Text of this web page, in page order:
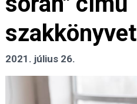
szakkönyvet
2021. július 26.